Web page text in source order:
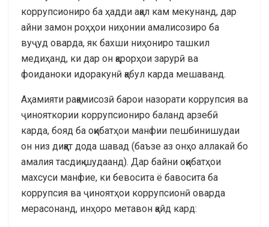
коррупсиониро ба ҳадди ақал кам мекунанд, дар
айни замон роҳҳои ниҳонии амалисозиро ба
вуҷуд оварда, як бахши ниҳониро ташкил
медиҳанд, ки дар он қарорҳои зарурӣ ва
фоиданоки идоракунӣ қабул карда мешаванд.
Аҳамияти рақамисозӣ барои назорати коррупсия ва
ҷинояткории коррупсиониро баланд арзебӣ
карда, бояд ба оқибатҳои манфии пешбинишудаи
он низ диққат дода шавад (баъзе аз онҳо аллакай бо
амалия тасдиқ шудаанд). Дар байни оқибатҳои
махсуси манфие, ки бевосита ё бавосита ба
коррупсия ва ҷиноятҳои коррупсионӣ оварда
мерасонанд, инҳоро метавон қайд кард: